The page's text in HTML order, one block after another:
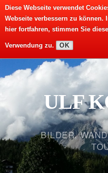
Diese Webseite verwendet
Webseite verbessern zu können.
hier fortfahren, stimmen Sie
Verwendung zu. OK
ULF
BILDER,